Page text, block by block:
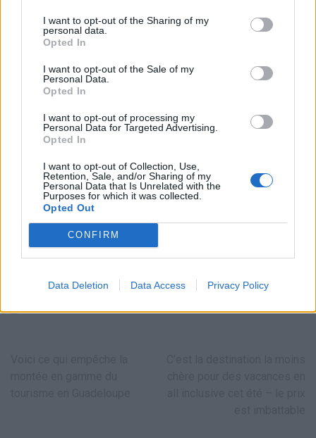
I want to opt-out of the Sharing of my
personal data.
Opted In
I want to opt-out of the Sale of my
Personal Data.
Opted In
I want to opt-out of processing my
Personal Data for Targeted Advertising.
Opted In
I want to opt-out of Collection, Use,
Retention, Sale, and/or Sharing of my
Personal Data that Is Unrelated with the
Purposes for which it was collected.
Opted Out
CONFIRM
Data Deletion Data Access Privacy Policy
Ni Starbucks ni McDo sur cette île, elle est parfaite
pour des vacances préservées
12 MAI 2025
HISTOIREDEVACS
Les villages de rêve désertés : découvrez leur beauté
HISTOIREDEVACS